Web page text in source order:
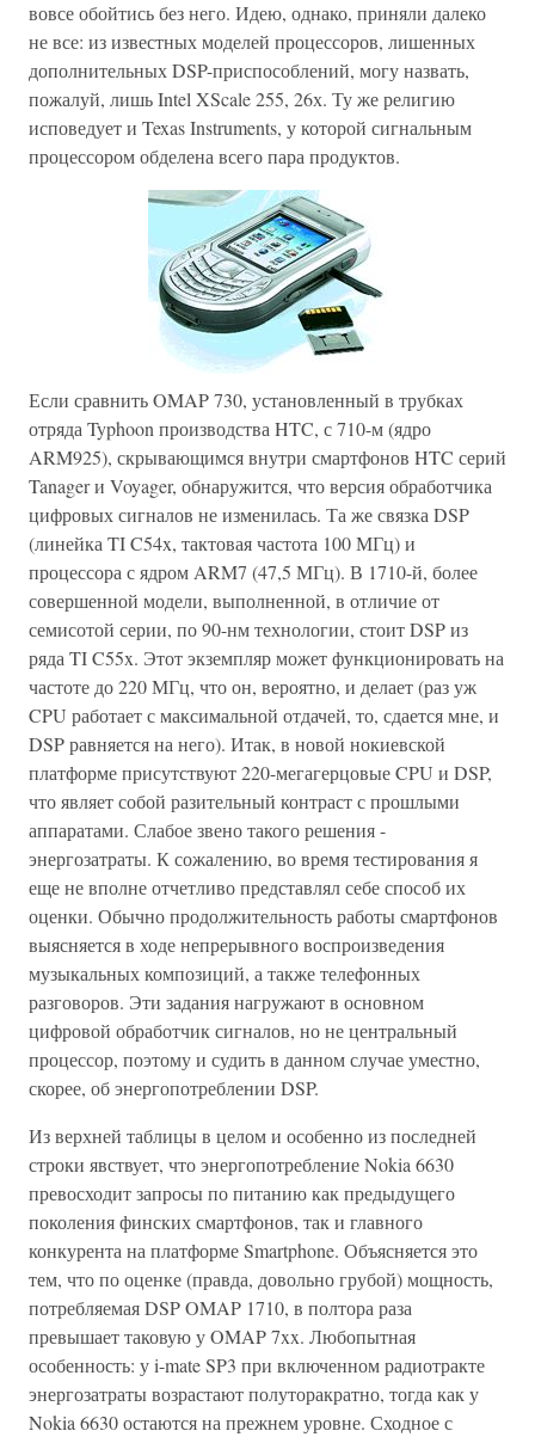
вовсе обойтись без него. Идею, однако, приняли далеко
не все: из известных моделей процессоров, лишенных
дополнительных DSP-приспособлений, могу назвать,
пожалуй, лишь Intel XScale 255, 26х. Ту же религию
исповедует и Texas Instruments, у которой сигнальным
процессором обделена всего пара продуктов.
Если сравнить OMAP 730, установленный в трубках
отряда Typhoon производства HTC, с 710-м (ядро
ARM925), скрывающимся внутри смартфонов HTC серий
Tanager и Voyager, обнаружится, что версия обработчика
цифровых сигналов не изменилась. Та же связка DSP
(линейка TI C54x, тактовая частота 100 МГц) и
процессора с ядром ARM7 (47,5 МГц). В 1710-й, более
совершенной модели, выполненной, в отличие от
семисотой серии, по 90-нм технологии, стоит DSP из
ряда TI C55x. Этот экземпляр может функционировать на
частоте до 220 МГц, что он, вероятно, и делает (раз уж
CPU работает с максимальной отдачей, то, сдается мне, и
DSP равняется на него). Итак, в новой нокиевской
платформе присутствуют 220-мегагерцовые CPU и DSP,
что являет собой разительный контраст с прошлыми
аппаратами. Слабое звено такого решения -
энергозатраты. К сожалению, во время тестирования я
еще не вполне отчетливо представлял себе способ их
оценки. Обычно продолжительность работы смартфонов
выясняется в ходе непрерывного воспроизведения
музыкальных композиций, а также телефонных
разговоров. Эти задания нагружают в основном
цифровой обработчик сигналов, но не центральный
процессор, поэтому и судить в данном случае уместно,
скорее, об энергопотреблении DSP.
Из верхней таблицы в целом и особенно из последней
строки явствует, что энергопотребление Nokia 6630
превосходит запросы по питанию как предыдущего
поколения финских смартфонов, так и главного
конкурента на платформе Smartphone. Объясняется это
тем, что по оценке (правда, довольно грубой) мощность,
потребляемая DSP OMAP 1710, в полтора раза
превышает таковую у OMAP 7xx. Любопытная
особенность: у i-mate SP3 при включенном радиотракте
энергозатраты возрастают полуторакратно, тогда как у
Nokia 6630 остаются на прежнем уровне. Сходное с